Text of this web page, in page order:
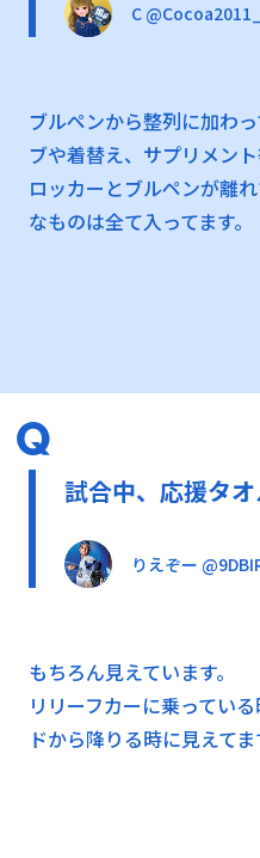
C @Cocoa2011_
ブルペンから整列に加わ
ブや着替え、サプリメント
ロッカーとブルペンが離
なものは全て入ってます。
試合中、応援タ
りえぞー
もちろん見えています。
リリーフカーに乗ってい
ドから降りる時に見えてま